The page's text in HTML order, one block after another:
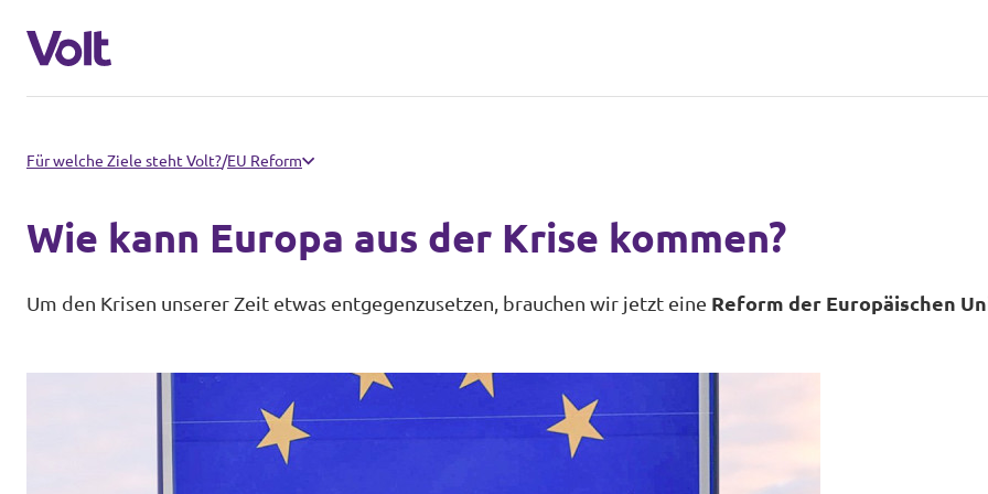
Weitere Volt-Websites in Deutschland
Volt Deutschland
Für welche Ziele steht Volt?/EU Reform
Wie kann Europa aus der Krise kommen?
Um den Krisen unserer Zeit etwas entgegenzusetzen, brauchen wir jetzt eine Reform der Europäischen